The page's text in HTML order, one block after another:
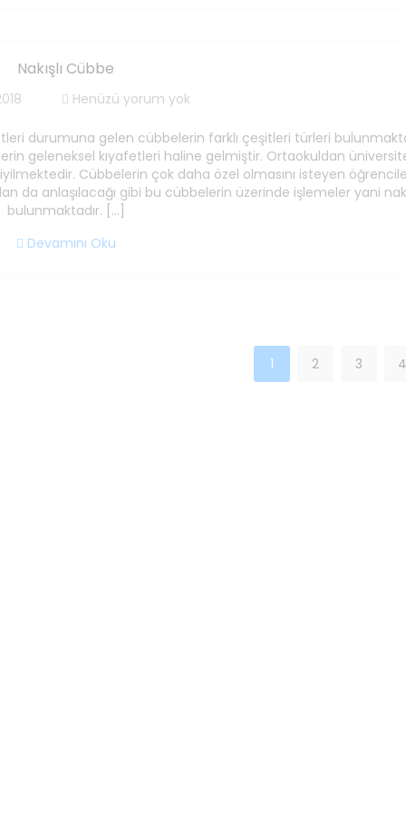
Nakışlı Cübbe
Henüzü yorum yok
durumuna gelen cübbelerin farklı çeşitleri türleri
geleneksel kıyafetleri haline gelmiştir. Ortaokuldan
Cübbelerin çok daha özel olmasını isteyen
da anlaşılacağı gibi bu cübbelerin üzerinde işlemeler yani
bulunmaktadır. […]
Devamını Oku
1 2 3 4